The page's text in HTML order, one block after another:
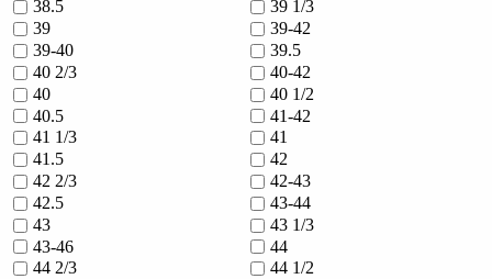
38.5
39 1/3
39
39-42
39-40
39.5
40 2/3
40-42
40
40 1/2
40.5
41-42
41 1/3
41
41.5
42
42 2/3
42-43
42.5
43-44
43
43 1/3
43-46
44
44 2/3
44 1/2